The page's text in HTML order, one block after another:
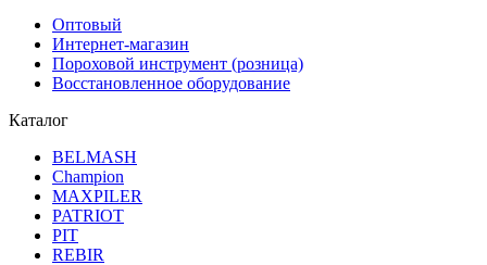
Оптовый
Интернет-магазин
Пороховой инструмент (розница)
Восстановленное оборудование
Каталог
BELMASH
Champion
MAXPILER
PATRIOT
PIT
REBIR